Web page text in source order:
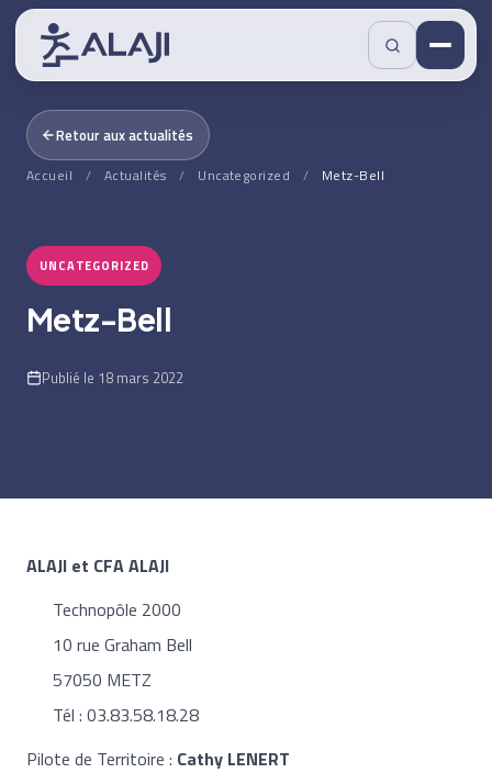
Retour aux actualités
Accueil / Actualités / Uncategorized / Metz-Bell
UNCATEGORIZED
Metz-Bell
Publié le 18 mars 2022
ALAJI et CFA ALAJI
Technopôle 2000
10 rue Graham Bell
57050 METZ
Tél : 03.83.58.18.28
Pilote de Territoire : Cathy LENERT